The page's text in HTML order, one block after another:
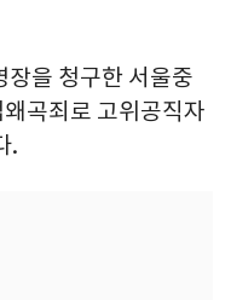
장을 청구한 서울중
곡죄로 고위공직자
.